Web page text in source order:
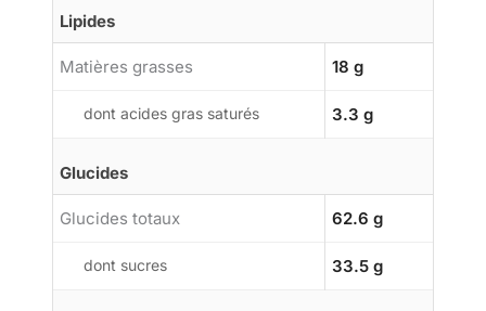
Lipides
Matières grasses 18 g
dont acides gras saturés 3.3 g
Glucides
Glucides totaux 62.6 g
dont sucres 33.5 g